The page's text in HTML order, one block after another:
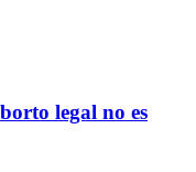
legal no es